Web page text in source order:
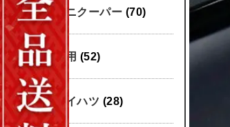
ミニクーパー (70)
汎用 (52)
ダイハツ (28)